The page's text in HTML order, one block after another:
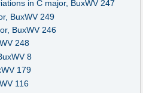
in C major, BuxWV 247
BuxWV 249
BuxWV 246
248
8
179
116